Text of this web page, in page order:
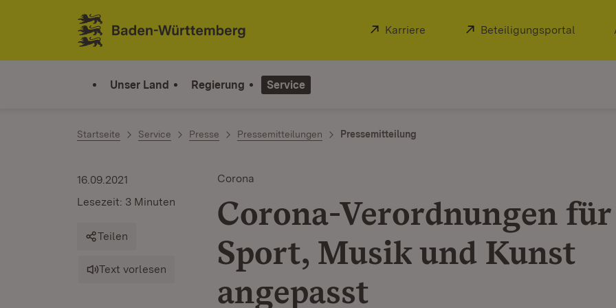
Zum Inhalt springen
Link zur Startseite
Extern:
Karriere (Öffnet in neuem Fenster)
Extern:
Beteiligungsportal
Unser Land Regierung Service
Startseite Service Presse Pressemitteilungen Pressemitteilung
Corona
Corona-Verordnungen für
Sport, Musik und Kunst
angepasst
16.09.2021
Lesezeit: 3 Minuten
Teilen
Text vorlesen